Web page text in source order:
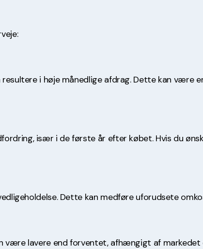
i høje månedlige afdrag. Dette kan være
især i de første år efter købet. Hvis du
Dette kan medføre uforudsete
være lavere end forventet, afhængigt af markedet